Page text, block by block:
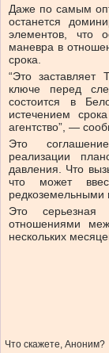
Даже по самым
останется
элементов, что
маневра в
срока.
“Это
ключе перед
состоится в
истечением
агентство”, —
Это
реализации
давления. Что
что может
редкоземельными
Это серьезная
отношениями
нескольких
Что скажете, Аноним?